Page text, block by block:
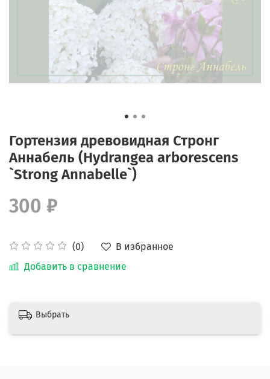
Гортензия древовидная Стронг
Аннабель (Hydrangea arborescens
`Strong Annabelle`)
(0)
В избранное
Добавить в сравнение
300 ₽
Выбрать